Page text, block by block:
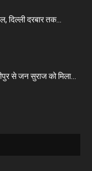
दिल्ली दरबार तक...
से जन सुराज को मिला...